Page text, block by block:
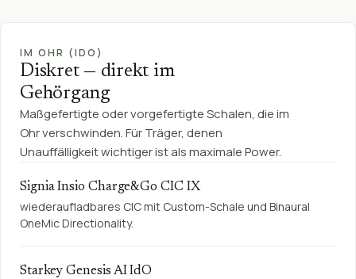
IM OHR (IDO)
Diskret — direkt im
Gehörgang
Maßgefertigte oder vorgefertigte Schalen, die im
Ohr verschwinden. Für Träger, denen
Unauffälligkeit wichtiger ist als maximale Power.
Signia Insio Charge&Go CIC IX
wiederaufladbares CIC mit Custom-Schale und Binaural
OneMic Directionality.
Starkey Genesis AI IdO